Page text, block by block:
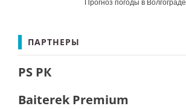
Прогноз погоды в Волгограде
ПАРТНЕРЫ
PS РК
Baiterek Premium